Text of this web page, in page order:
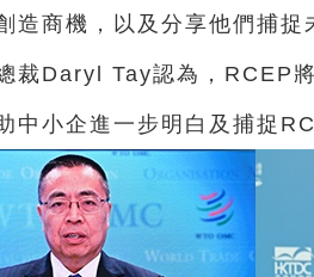
造商機，以及分享他們捕
裁Daryl Tay認為，RCEP
中小企進一步明白及捕捉